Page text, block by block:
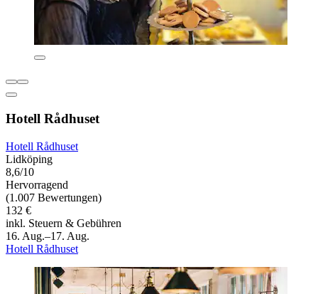
Hotell Rådhuset
Hotell Rådhuset
Lidköping
8,6/10
Hervorragend
(1.007 Bewertungen)
132 €
inkl. Steuern & Gebühren
16. Aug.–17. Aug.
Hotell Rådhuset